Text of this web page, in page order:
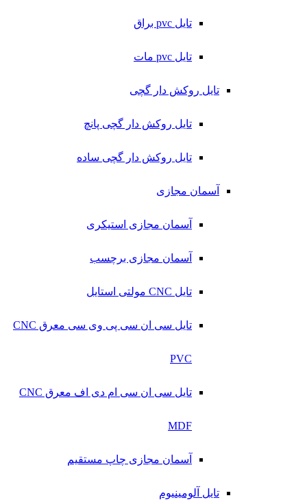
تایل pvc براق
تایل pvc مات
تایل روکش دار گچی
تایل روکش دار گچی پانچ
تایل روکش دار گچی ساده
آسمان مجازی
آسمان مجازی استیکری
آسمان مجازی برچسب
تایل CNC مولتی استایل
تایل سی ان سی پی وی سی معرق CNC
PVC
تایل سی ان سی ام دی اف معرق CNC
MDF
آسمان مجازی چاپ مستقیم
تایل آلومینیوم